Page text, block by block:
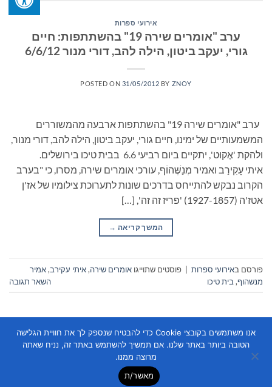
אירועי ספרות
ערב "אומרים שירה 19" בהשתתפות: חיים
גורי, יעקב ביטון, הילה להב, דורי מנור 6/6/12
POSTED ON 31/05/2012 BY ZNOY
ערב "אומרים שירה 19" בהשתתפות ארבעה מהמשוררים
המשמעותיים של ימינו, חיים גורי, יעקב ביטון, הילה להב, דורי מנור,
ולהקת 'אֶקוּט', יתקיים ביום רביעי 6.6 בבית טיכו בירושלים.
איתי עָקִירַב ואמיר מְנַשֶּׁהוֹף, עורכי אומרים שירה, מסרו, כי "בערב
הקרוב נבקש להתייחס בדרכים שונות לתערוכת צילומיו של אז'ן
אטז'ה (1927-1857) 'פריז זה זה', […]
המשך קריאה →
פורסם באירועי ספרות פוסטים שתוייגו אומרים שירה,איתי עקירב,אמיר
מנשהוף, בית טיכו השאר תגובה
Copyright 2026 ©Flatsome Theme
אנו משתמשים בקובצי Cookie כדי להבטיח שנספק לך את חוויית הגלישה
הטובה ביותר באתר שלנו. אם תמשיך להשתמש באתר זה, נניח שאתה
מרוצה ממנו.
מאשר/ת